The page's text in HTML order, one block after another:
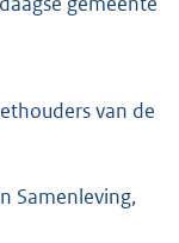
van de
Samenleving,